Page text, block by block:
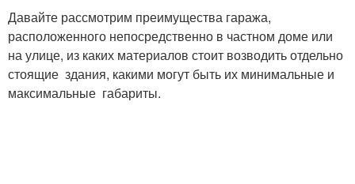
Давайте рассмотрим преимущества гаража,
расположенного непосредственно в частном доме или
на улице, из каких материалов стоит возводить отдельно
стоящие здания, какими могут быть их минимальные и
максимальные габариты.